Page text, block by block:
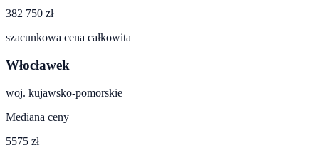
382 750 zł
szacunkowa cena całkowita
Włocławek
woj. kujawsko-pomorskie
Mediana ceny
5575 zł